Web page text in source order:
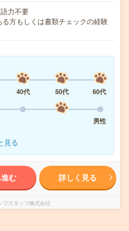
力不要
方もしくは書類チェックの経験
40代 50代
60代
男性
見る
む 詳しく見る
プスタッフ株式会社